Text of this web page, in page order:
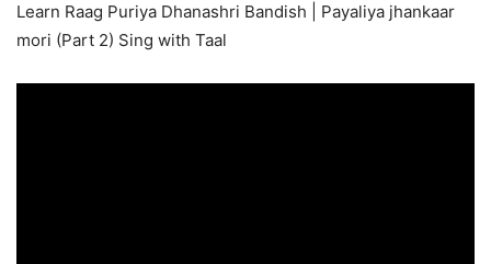
Learn Raag Puriya Dhanashri Bandish | Payaliya jhankaar
mori (Part 2) Sing with Taal